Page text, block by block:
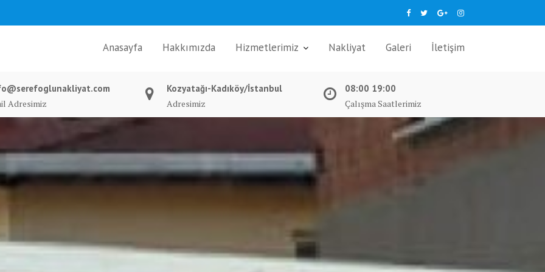
Anasayfa Hakkımızda Hizmetlerimiz Nakliyat Galeri İletişim
Adresimiz
Kozyatağı-Kadıköy/İstanbul
Adresimiz
08:00 19:00
Çalışma Saatlerimiz